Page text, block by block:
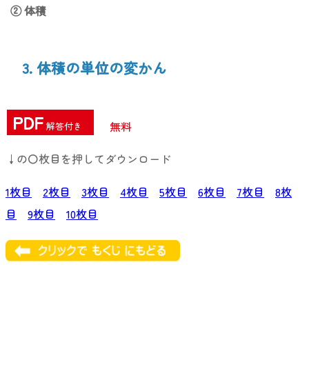
② 体積
3. 体積の単位の変かん
PDF 解答付き
無料
↓の〇枚目を押してダウンロード
1枚目
2枚目 3枚目 4枚目 5枚目 6枚目 7枚目
8枚
目
9枚目 10枚目